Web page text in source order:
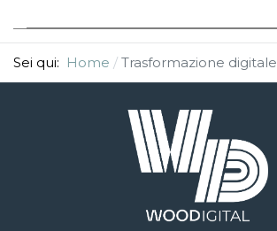
Sei qui: Home Trasformazione digitale